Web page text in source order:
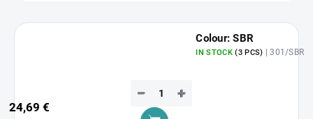
Colour: SBR
IN STOCK(3 PCS) | 301/SBR
24,69 €
+
−